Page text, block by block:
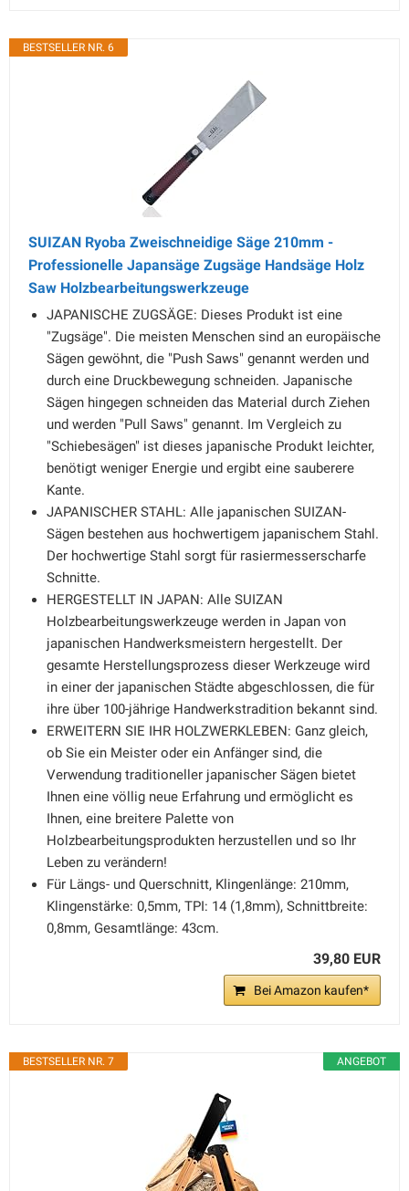
BESTSELLER NR. 6
SUIZAN Ryoba Zweischneidige Säge 210mm -
Professionelle Japansäge Zugsäge Handsäge Holz
Saw Holzbearbeitungswerkzeuge
JAPANISCHE ZUGSÄGE: Dieses Produkt ist eine
"Zugsäge". Die meisten Menschen sind an europäische
Sägen gewöhnt, die "Push Saws" genannt werden und
durch eine Druckbewegung schneiden. Japanische
Sägen hingegen schneiden das Material durch Ziehen
und werden "Pull Saws" genannt. Im Vergleich zu
"Schiebesägen" ist dieses japanische Produkt leichter,
benötigt weniger Energie und ergibt eine sauberere
Kante.
JAPANISCHER STAHL: Alle japanischen SUIZAN-
Sägen bestehen aus hochwertigem japanischem Stahl.
Der hochwertige Stahl sorgt für rasiermesserscharfe
Schnitte.
HERGESTELLT IN JAPAN: Alle SUIZAN
Holzbearbeitungswerkzeuge werden in Japan von
japanischen Handwerksmeistern hergestellt. Der
gesamte Herstellungsprozess dieser Werkzeuge wird
in einer der japanischen Städte abgeschlossen, die für
ihre über 100-jährige Handwerkstradition bekannt sind.
ERWEITERN SIE IHR HOLZWERKLEBEN: Ganz gleich,
ob Sie ein Meister oder ein Anfänger sind, die
Verwendung traditioneller japanischer Sägen bietet
Ihnen eine völlig neue Erfahrung und ermöglicht es
Ihnen, eine breitere Palette von
Holzbearbeitungsprodukten herzustellen und so Ihr
Leben zu verändern!
Für Längs- und Querschnitt, Klingenlänge: 210mm,
Klingenstärke: 0,5mm, TPI: 14 (1,8mm), Schnittbreite:
0,8mm, Gesamtlänge: 43cm.
39,80 EUR
Bei Amazon kaufen*
ANGEBOT
BESTSELLER NR. 7